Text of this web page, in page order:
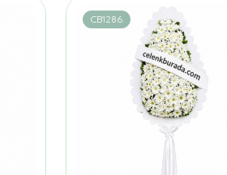
CB1286